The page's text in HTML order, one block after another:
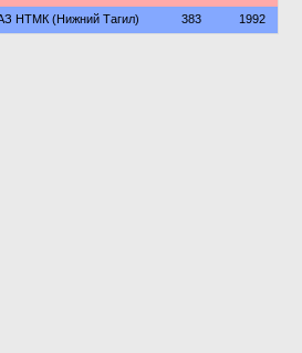
НТМК (Нижний Тагил) 383 1992